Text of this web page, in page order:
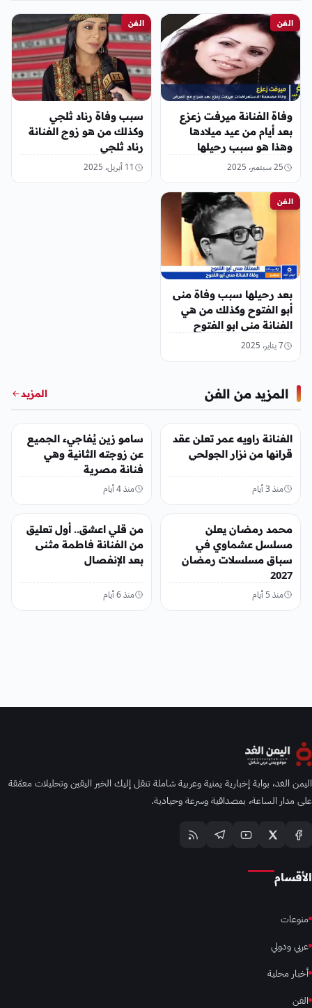
الفن
وفاة الفنانة ميرفت زعزع
بعد أيام من عيد ميلادها
وهذا هو سبب رحيلها
25 سبتمبر، 2025
الفن
سبب وفاة رناد ثلجي
وكذلك من هو زوج الفنانة
رناد ثلجي
11 أبريل، 2025
الفن
بعد رحيلها سبب وفاة منى
أبو الفتوح وكذلك من هي
الفنانة منى ابو الفتوح
7 يناير، 2025
المزيد من الفن المزيد
الفن
الفنانة راويه عمر تعلن عقد
قرانها من نزار الجولحي
منذ 3 أيام
الفن
سامو زين يُفاجيء الجميع
عن زوجته الثانية وهي
فنانة مصرية
منذ 4 أيام
محمد رمضان يعلن
مسلسل عشماوي في
سباق مسلسلات رمضان
2027
منذ 5 أيام
من قلي اعشق.. أول تعليق
من الفنانة فاطمة مثنى
بعد الإنفصال
منذ 6 أيام
اليمن الغد، بوابة إخبارية يمنية وعربية شاملة تنقل إليك الخبر اليقين وتحليلات معمّقة
على مدار الساعة، بمصداقية وسرعة وحيادية.
الأقسام
منوعات
عربي ودولي
أخبار محلية
الفن